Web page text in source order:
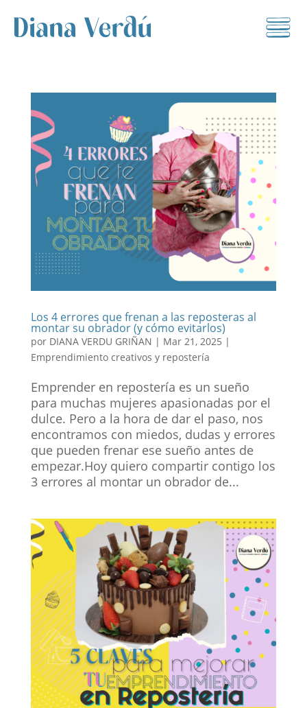
Los 4 errores que frenan a las reposteras al
montar su obrador (y cómo evitarlos)
por DIANA VERDU GRIÑAN | Mar 21, 2025 |
Emprendimiento creativos y repostería
Emprender en repostería es un sueño
para muchas mujeres apasionadas por el
dulce. Pero a la hora de dar el paso, nos
encontramos con miedos, dudas y errores
que pueden frenar ese sueño antes de
empezar.Hoy quiero compartir contigo los
3 errores al montar un obrador de...